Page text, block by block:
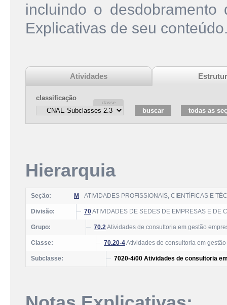
incluindo o
Explicativas de seu
Atividades
classificação
Hierarquia
Seção: M ATIVIDADES PROFISSIONAIS, CIENTÍFICAS E
Divisão: 70ATIVIDADES DE SEDES DE EMPRESAS E DE
Grupo: 70.2Atividades de consultoria em gestão
Classe: 70.20-4Atividades de consultoria em
Subclasse: 7020-4/00 Atividades de consultoria